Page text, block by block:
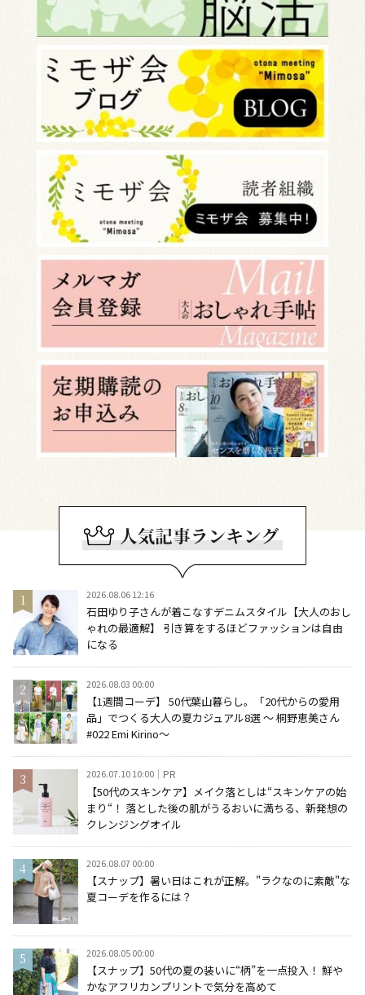
2026.08.06 12:16
石田ゆり子さんが着こなすデニムスタイル【大人のおし
ゃれの最適解】 引き算をするほどファッションは自由
になる
2026.08.03 00:00
【1週間コーデ】 50代葉山暮らし。「20代からの愛用
品」でつくる大人の夏カジュアル8選 ～ 桐野恵美さん
#022 Emi Kirino～
2026.07.10 10:00 PR
【50代のスキンケア】メイク落としは“スキンケアの始
まり“！ 落とした後の肌がうるおいに満ちる、新発想の
クレンジングオイル
2026.08.07 00:00
【スナップ】暑い日はこれが正解。"ラクなのに素敵"な
夏コーデを作るには？
2026.08.05 00:00
【スナップ】50代の夏の装いに“柄”を一点投入！ 鮮や
かなアフリカンプリントで気分を高めて